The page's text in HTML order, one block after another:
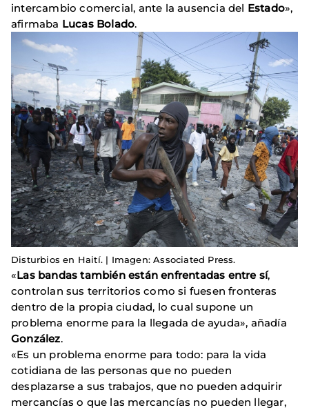
intercambio comercial, ante la ausencia del Estado»,
afirmaba Lucas Bolado.
Disturbios en Haití. | Imagen: Associated Press.
«Las bandas también están enfrentadas entre sí,
controlan sus territorios como si fuesen fronteras
dentro de la propia ciudad, lo cual supone un
problema enorme para la llegada de ayuda», añadía
González.
«Es un problema enorme para todo: para la vida
cotidiana de las personas que no pueden
desplazarse a sus trabajos, que no pueden adquirir
mercancías o que las mercancías no pueden llegar,